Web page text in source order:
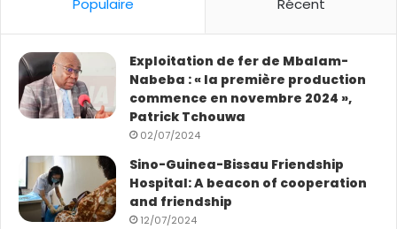
© UNOCHA/Adedeji Ademigbuji Des enfants déplacés
par les violences dans l’État de Jonglei, au Soudan du
Sud, sont assis devant une église qui abrite des milliers
Exploitation de fer de Mbalam-
Nabeba : « la première production
commence en novembre 2024 »,
Patrick Tchouwa
02/07/2024
Sino-Guinea-Bissau Friendship
Hospital: A beacon of cooperation
and friendship
12/07/2024